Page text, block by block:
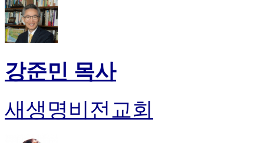
강준민 목사
새생명비전교회